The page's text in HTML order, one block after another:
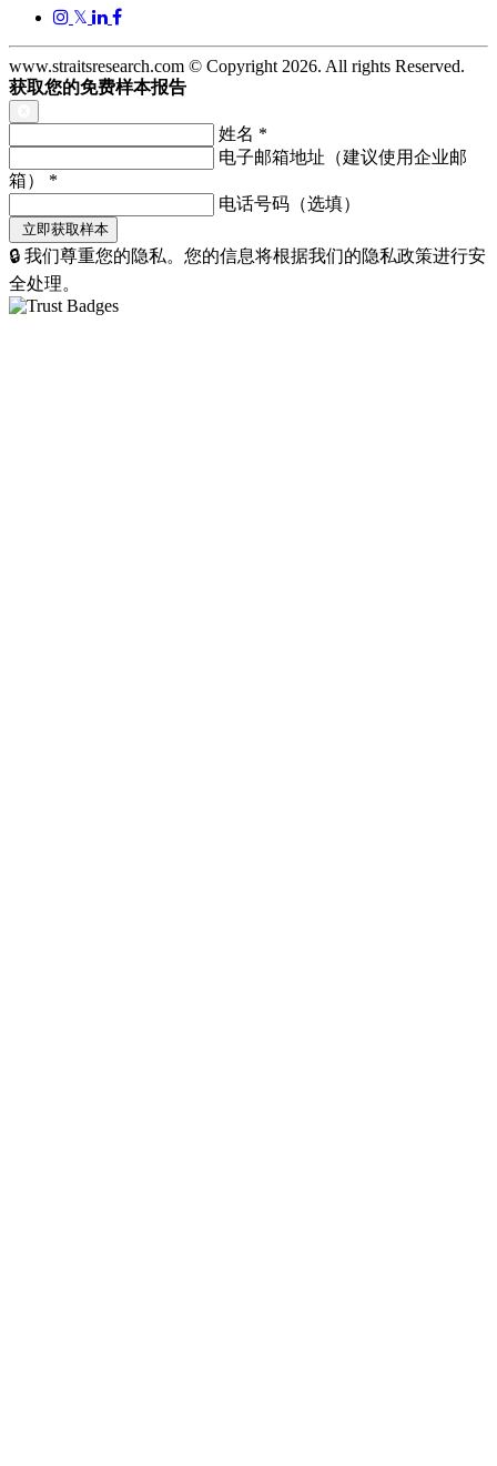
𝕏
www.straitsresearch.com © Copyright 2026. All rights Reserved.
获取您的免费样本报告
姓名 *
电子邮箱地址（建议使用企业邮
箱） *
电话号码（选填）
🔒 我们尊重您的隐私。您的信息将根据我们的隐私政策进行安
全处理。